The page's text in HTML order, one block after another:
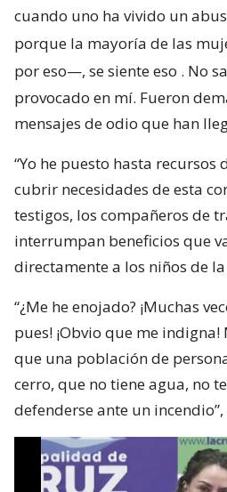
cuando uno ha vivido un
porque la mayoría de las
por eso—, se siente eso . No
provocado en mí. Fueron
mensajes de odio que han
“Yo he puesto hasta
cubrir necesidades de esta
testigos, los compañeros de
interrumpan beneficios que
directamente a los niños de
“¿Me he enojado? ¡Muchas
pues! ¡Obvio que me
que una población de
cerro, que no tiene agua, no
defenderse ante un